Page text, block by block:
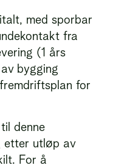
med sporbar
fra
(1 års
bygging
for
denne
etter utløp av
For å